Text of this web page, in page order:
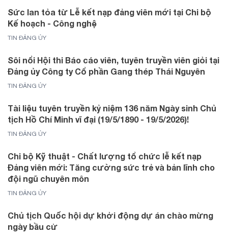
Sức lan tỏa từ Lễ kết nạp đảng viên mới tại Chi bộ
Kế hoạch - Công nghệ
TIN ĐẢNG ỦY
Sôi nổi Hội thi Báo cáo viên, tuyên truyền viên giỏi tại
Đảng ủy Công ty Cổ phần Gang thép Thái Nguyên
TIN ĐẢNG ỦY
Tài liệu tuyên truyền kỷ niệm 136 năm Ngày sinh Chủ
tịch Hồ Chí Minh vĩ đại (19/5/1890 - 19/5/2026)!
TIN ĐẢNG ỦY
Chi bộ Kỹ thuật - Chất lượng tổ chức lễ kết nạp
Đảng viên mới: Tăng cường sức trẻ và bản lĩnh cho
đội ngũ chuyên môn
TIN ĐẢNG ỦY
Chủ tịch Quốc hội dự khởi động dự án chào mừng
ngày bầu cử